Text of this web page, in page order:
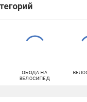
ОБОДА НА
ВЕЛОСИПЕД